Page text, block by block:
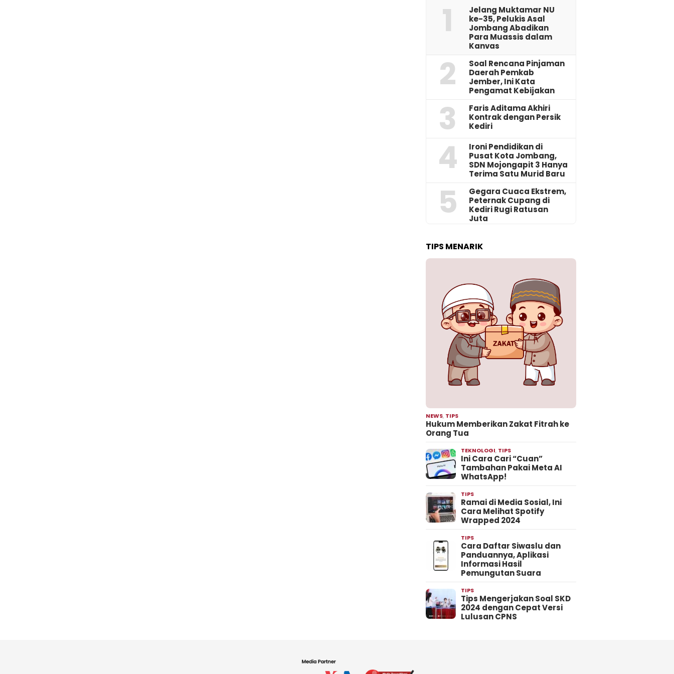
1
Jelang Muktamar NU
ke-35, Pelukis Asal
Jombang Abadikan
Para Muassis dalam
Kanvas
2
‎Soal Rencana Pinjaman
Daerah Pemkab
Jember, Ini Kata
Pengamat Kebijakan ‎
3
Faris Aditama Akhiri
Kontrak dengan Persik
Kediri
4
Ironi Pendidikan di
Pusat Kota Jombang,
SDN Mojongapit 3 Hanya
Terima Satu Murid Baru
5
‎Gegara Cuaca Ekstrem,
Peternak Cupang di
Kediri Rugi Ratusan
Juta
TIPS MENARIK
NEWS, TIPS
Hukum Memberikan Zakat Fitrah ke
Orang Tua
TEKNOLOGI, TIPS
Ini Cara Cari “Cuan”
Tambahan Pakai Meta AI
WhatsApp!
TIPS
Ramai di Media Sosial, Ini
Cara Melihat Spotify
Wrapped 2024
TIPS
Cara Daftar Siwaslu dan
Panduannya, Aplikasi
Informasi Hasil
Pemungutan Suara
TIPS
Tips Mengerjakan Soal SKD
2024 dengan Cepat Versi
Lulusan CPNS